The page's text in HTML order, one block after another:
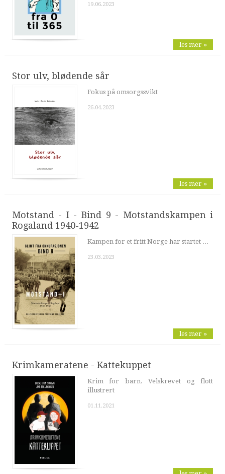
19.06.2023
les mer »
Stor ulv, blødende sår
Fokus på omsorgssvikt
26.04.2023
les mer »
Motstand - I - Bind 9 - Motstandskampen i
Rogaland 1940-1942
Kampen for et fritt Norge har startet ...
23.03.2023
les mer »
Krimkameratene - Kattekuppet
Krim for barn. Velskrevet og flott
illustrert
01.11.2021